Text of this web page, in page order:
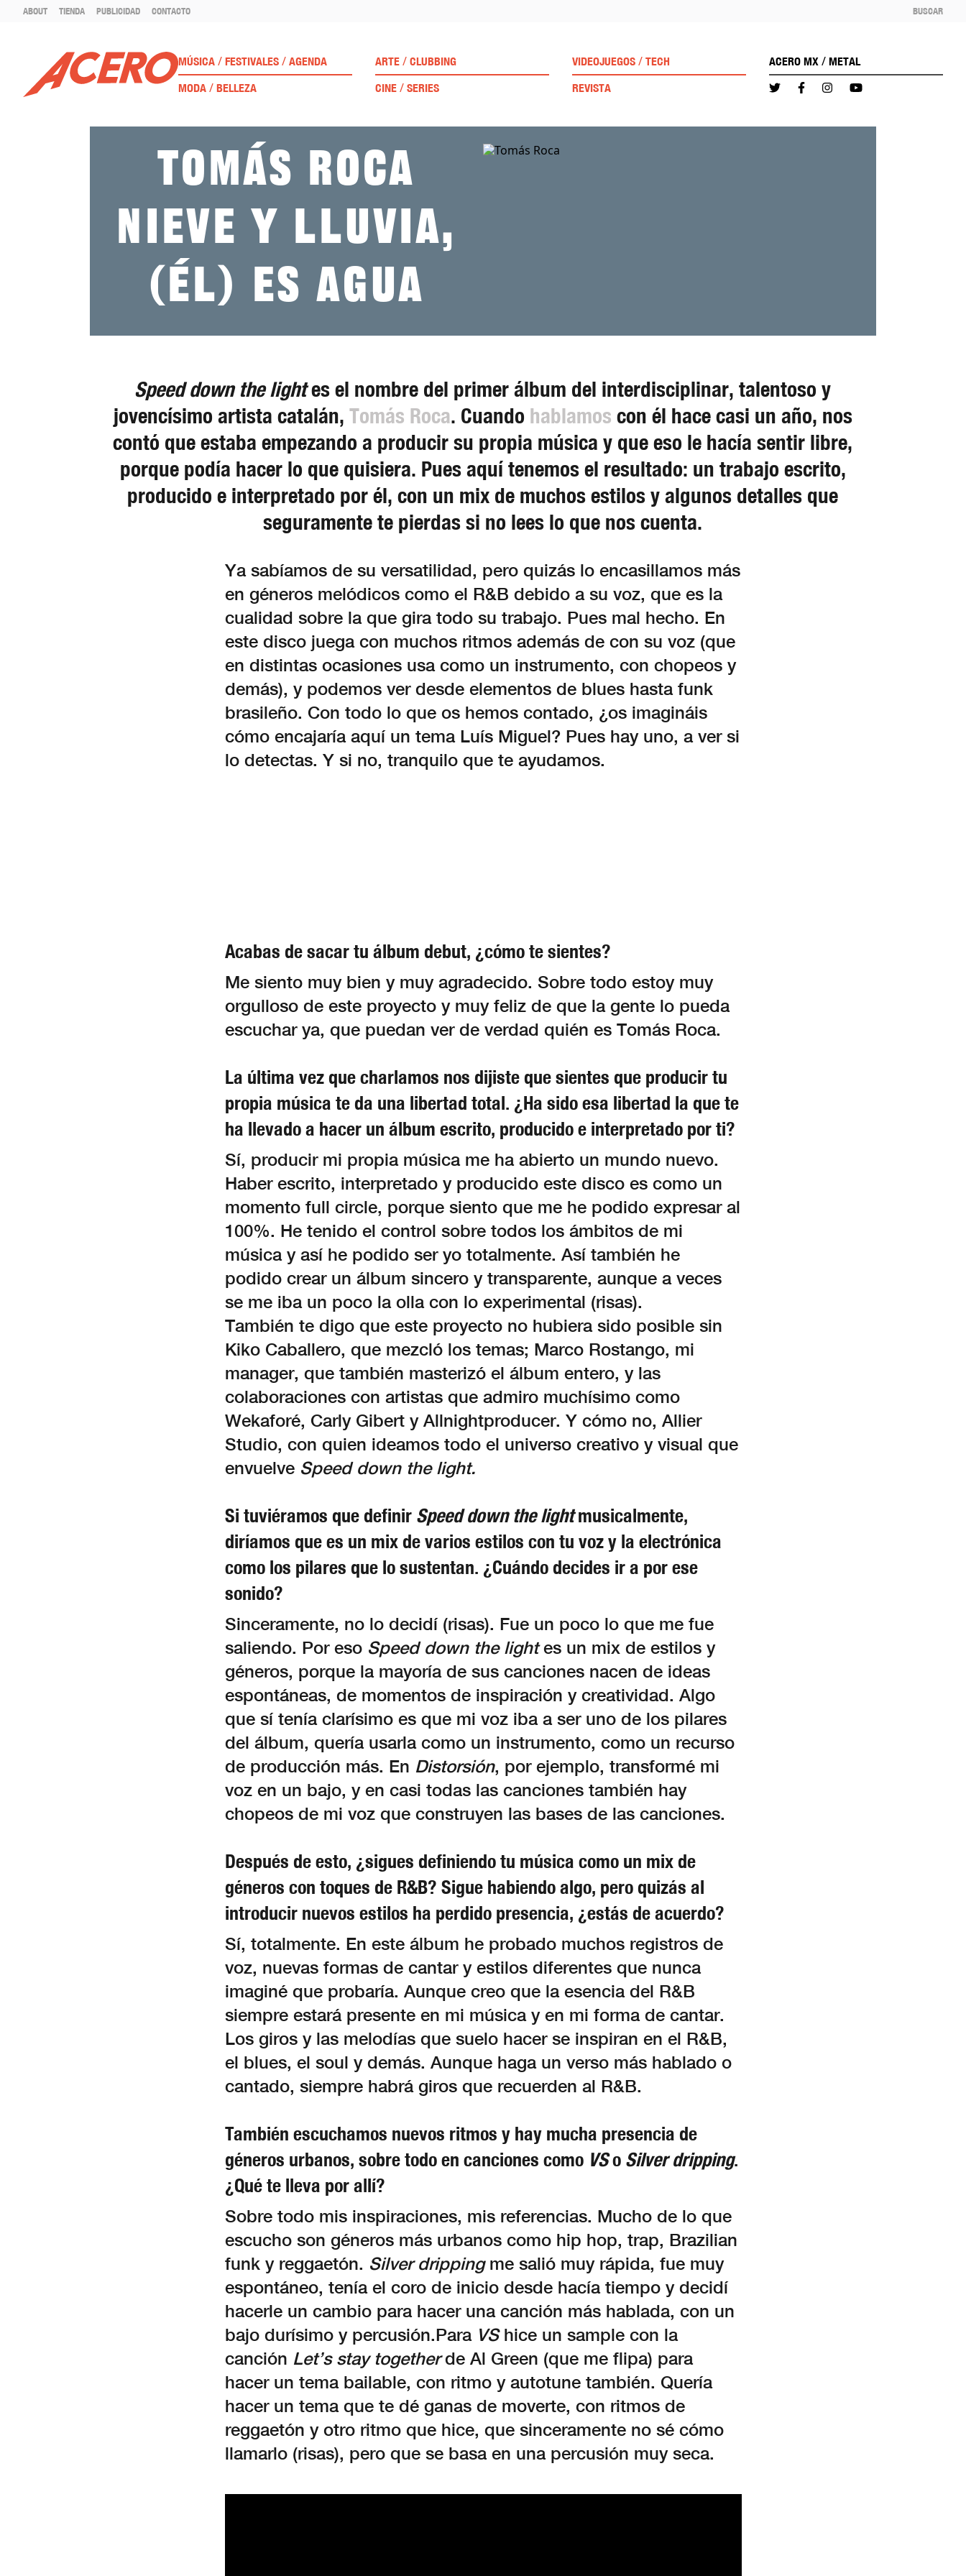
ABOUT TIENDA PUBLICIDAD CONTACTO BUSCAR
MÚSICA / FESTIVALES / AGENDA ARTE / CLUBBING VIDEOJUEGOS / TECH ACERO MX / METAL
MODA / BELLEZA CINE / SERIES REVISTA
Tomás Roca
Nieve y lluvia,
(él) es agua
Speed down the lightes el nombre del primer álbum del interdisciplinar, talentoso y
jovencísimo artista catalán, Tomás Roca. Cuando hablamos con él hace casi un año, nos
contó que estaba empezando a producir su propia música y que eso le hacía sentir libre,
porque podía hacer lo que quisiera. Pues aquí tenemos el resultado: un trabajo escrito,
producido e interpretado por él, con un mix de muchos estilos y algunos detalles que
seguramente te pierdas si no lees lo que nos cuenta.
Ya sabíamos de su versatilidad, pero quizás lo encasillamos más
en géneros melódicos como el R&B debido a su voz, que es la
cualidad sobre la que gira todo su trabajo. Pues mal hecho. En
este disco juega con muchos ritmos además de con su voz (que
en distintas ocasiones usa como un instrumento, con chopeos y
demás), y podemos ver desde elementos de blues hasta funk
brasileño. Con todo lo que os hemos contado, ¿os imagináis
cómo encajaría aquí un tema Luís Miguel? Pues hay uno, a ver si
lo detectas. Y si no, tranquilo que te ayudamos.
Acabas de sacar tu álbum debut, ¿cómo te sientes?
Me siento muy bien y muy agradecido. Sobre todo estoy muy
orgulloso de este proyecto y muy feliz de que la gente lo pueda
escuchar ya, que puedan ver de verdad quién es Tomás Roca.
La última vez que charlamos nos dijiste que sientes que producir tu
propia música te da una libertad total. ¿Ha sido esa libertad la que te
ha llevado a hacer un álbum escrito, producido e interpretado por ti?
Sí, producir mi propia música me ha abierto un mundo nuevo.
Haber escrito, interpretado y producido este disco es como un
momento full circle, porque siento que me he podido expresar al
100%. He tenido el control sobre todos los ámbitos de mi
música y así he podido ser yo totalmente. Así también he
podido crear un álbum sincero y transparente, aunque a veces
se me iba un poco la olla con lo experimental (risas).
También te digo que este proyecto no hubiera sido posible sin
Kiko Caballero, que mezcló los temas; Marco Rostango, mi
manager, que también masterizó el álbum entero, y las
colaboraciones con artistas que admiro muchísimo como
Wekaforé, Carly Gibert y Allnightproducer. Y cómo no, Allier
Studio, con quien ideamos todo el universo creativo y visual que
envuelve Speed down the light.
Si tuviéramos que definir Speed down the lightmusicalmente,
diríamos que es un mix de varios estilos con tu voz y la electrónica
como los pilares que lo sustentan. ¿Cuándo decides ir a por ese
sonido?
Sinceramente, no lo decidí (risas). Fue un poco lo que me fue
saliendo. Por eso Speed down the lightes un mix de estilos y
géneros, porque la mayoría de sus canciones nacen de ideas
espontáneas, de momentos de inspiración y creatividad. Algo
que sí tenía clarísimo es que mi voz iba a ser uno de los pilares
del álbum, quería usarla como un instrumento, como un recurso
de producción más. En Distorsión, por ejemplo, transformé mi
voz en un bajo, y en casi todas las canciones también hay
chopeos de mi voz que construyen las bases de las canciones.
Después de esto, ¿sigues definiendo tu música como un mix de
géneros con toques de R&B? Sigue habiendo algo, pero quizás al
introducir nuevos estilos ha perdido presencia, ¿estás de acuerdo?
Sí, totalmente. En este álbum he probado muchos registros de
voz, nuevas formas de cantar y estilos diferentes que nunca
imaginé que probaría. Aunque creo que la esencia del R&B
siempre estará presente en mi música y en mi forma de cantar.
Los giros y las melodías que suelo hacer se inspiran en el R&B,
el blues, el soul y demás. Aunque haga un verso más hablado o
cantado, siempre habrá giros que recuerden al R&B.
También escuchamos nuevos ritmos y hay mucha presencia de
géneros urbanos, sobre todo en canciones como VS o Silver dripping.
¿Qué te lleva por allí?
Sobre todo mis inspiraciones, mis referencias. Mucho de lo que
escucho son géneros más urbanos como hip hop, trap, Brazilian
funk y reggaetón. Silver drippingme salió muy rápida, fue muy
espontáneo, tenía el coro de inicio desde hacía tiempo y decidí
hacerle un cambio para hacer una canción más hablada, con un
bajo durísimo y percusión.Para VShice un sample con la
canción Let’s stay togetherde Al Green (que me flipa) para
hacer un tema bailable, con ritmo y autotune también. Quería
hacer un tema que te dé ganas de moverte, con ritmos de
reggaetón y otro ritmo que hice, que sinceramente no sé cómo
llamarlo (risas), pero que se basa en una percusión muy seca.